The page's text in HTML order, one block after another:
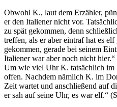
Obwohl K., laut dem Erzähler,
er den Italiener nicht vor.
zu spät gekommen, denn
treffen, als er aber eintraf hat es
gekommen, gerade bei seinem
Italiener war aber noch nicht
Um wie viel Uhr K. tatsächlich im
offen. Nachdem nämlich K. im
Zeit wartet und anschließend auf
er sah auf seine Uhr, es war elf.“